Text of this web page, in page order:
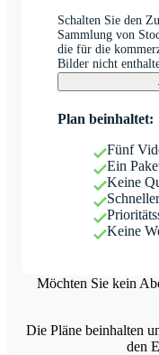
Schalten Sie den
Sammlung von
die für die
Bilder nicht
Plan beinhaltet:
Fünf
Ein
Keine
Keine
Möchten Sie kein
Die Pläne beinhalten
den